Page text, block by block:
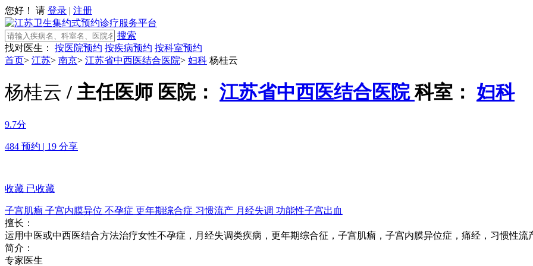
您好！ 请 登录 | 注册
搜索
找对医生：
按医院预约 按疾病预约 按科室预约
首页> 江苏> 南京> 江苏省中西医结合医院> 妇科 杨桂云
杨桂云 / 主任医师 医院： 江苏省中西医结合医院科室： 妇科
9.7分
484 预约 | 19 分享
收藏 已收藏
子宫肌瘤 子宫内膜异位 不孕症 更年期综合症 习惯流产 月经失调 功能性子宫出血
擅长：
运用中医或中西医结合方法治疗女性不孕症，月经失调类疾病，更年期综合征，子宫肌瘤，子宫内膜异位症，痛经，习惯性流
简介：
专家医生